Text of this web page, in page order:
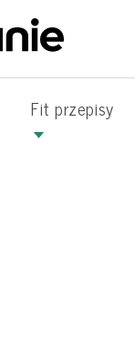
Fit przepisy